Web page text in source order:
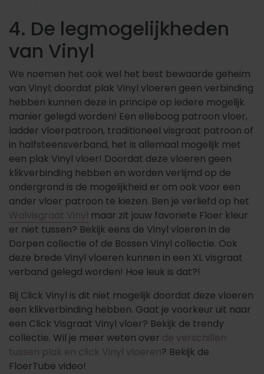
4. De legmogelijkheden
van Vinyl
We noemen het ook wel het best bewaarde geheim
van Vinyl; doordat plak Vinyl vloeren geen verbinding
hebben kunnen deze in principe op iedere mogelijk
manier gelegd worden! Een elleboog patroon vloer,
ladder vloerpatroon, traditioneel visgraat patroon of
in halfsteensverband, het is allemaal mogelijk met
een plak Vinyl vloer! Doordat deze vloeren geen
klikverbinding hebben en worden verlijmd op de
ondergrond is de mogelijkheid er om ook voor een
ander vloer patroon te kiezen. Ben je verliefd op het
Walvisgraat Vinyl maar zit jouw favoriete Floer kleur
er niet tussen? Bekijk eens de Vinyl vloeren in de
Dorpen collectie of de Bossen Vinyl collectie. Ook
deze brede Vinyl vloeren kunnen in een XL visgraat
verband gelegd worden! Hoe leuk is dat?!
Bij Click Vinyl is dit niet mogelijk doordat deze vloeren
een klikverbinding hebben. Gaat je voorkeur uit naar
een Click Visgraat Vinyl vloer? Bekijk de trendy
collectie. Wil je meer weten over de verschillen
tussen plak en click Vinyl vloeren? Bekijk de
FloerTube video!